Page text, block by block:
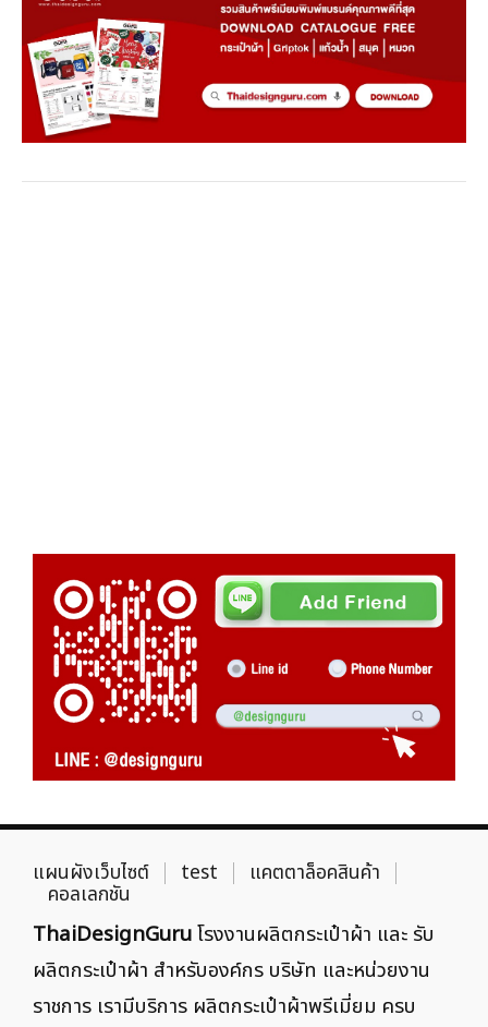
แผนผังเว็บไซต์ test แคตตาล็อคสินค้า
คอลเลกชัน
ThaiDesignGuruโรงงานผลิตกระเป๋าผ้า และ รับ
ผลิตกระเป๋าผ้า สำหรับองค์กร บริษัท และหน่วยงาน
ราชการ เรามีบริการ ผลิตกระเป๋าผ้าพรีเมี่ยม ครบ